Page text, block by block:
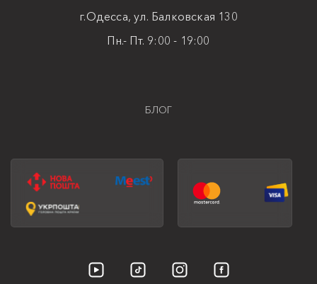
г.Одесса, ул. Балковская 130
Пн.- Пт. 9:00 - 19:00
БЛОГ